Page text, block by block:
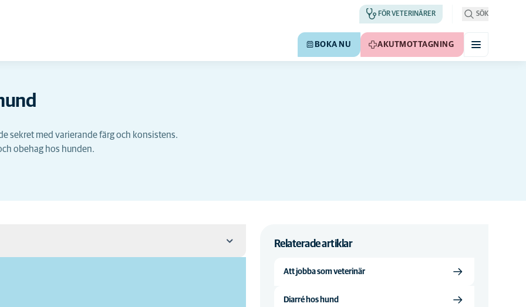
FÖR VETERINÄRER SÖK
BOKA NU AKUTMOTTAGNING
sekret med varierande färg och konsistens.
obehag hos hunden.
Relaterade artiklar
Att jobba som veterinär
Diarré hos hund